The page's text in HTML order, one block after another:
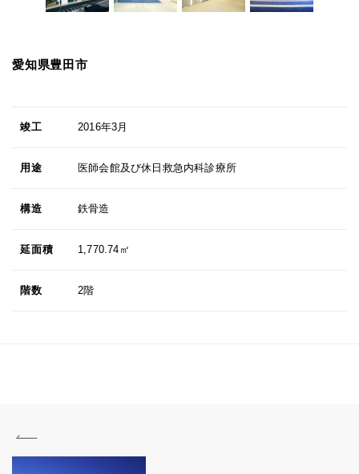
愛知県豊田市
竣工 2016年3月
用途 医師会館及び休日救急内科診療所
構造 鉄骨造
延面積 1,770.74㎡
階数 2階